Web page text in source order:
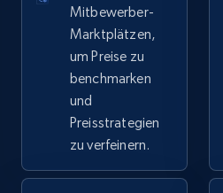
5.4K+
TikTok Shop - Collect
by keywords search
URL, Title, Available,
price, Final price, Discount
Mitbewerber-
Marktplätzen,
um Preise zu
benchmarken
und
Preisstrategien
zu verfeinern.